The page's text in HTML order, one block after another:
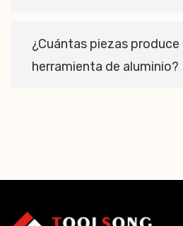
¿Cuántas piezas
herramienta de aluminio?